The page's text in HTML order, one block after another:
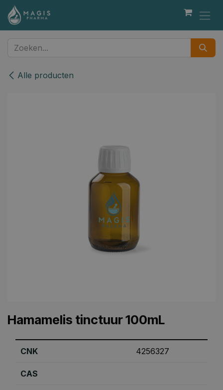
Overslaan naar inhoud
Alle producten
Hamamelis tinctuur 100mL
CNK 4256327
CAS